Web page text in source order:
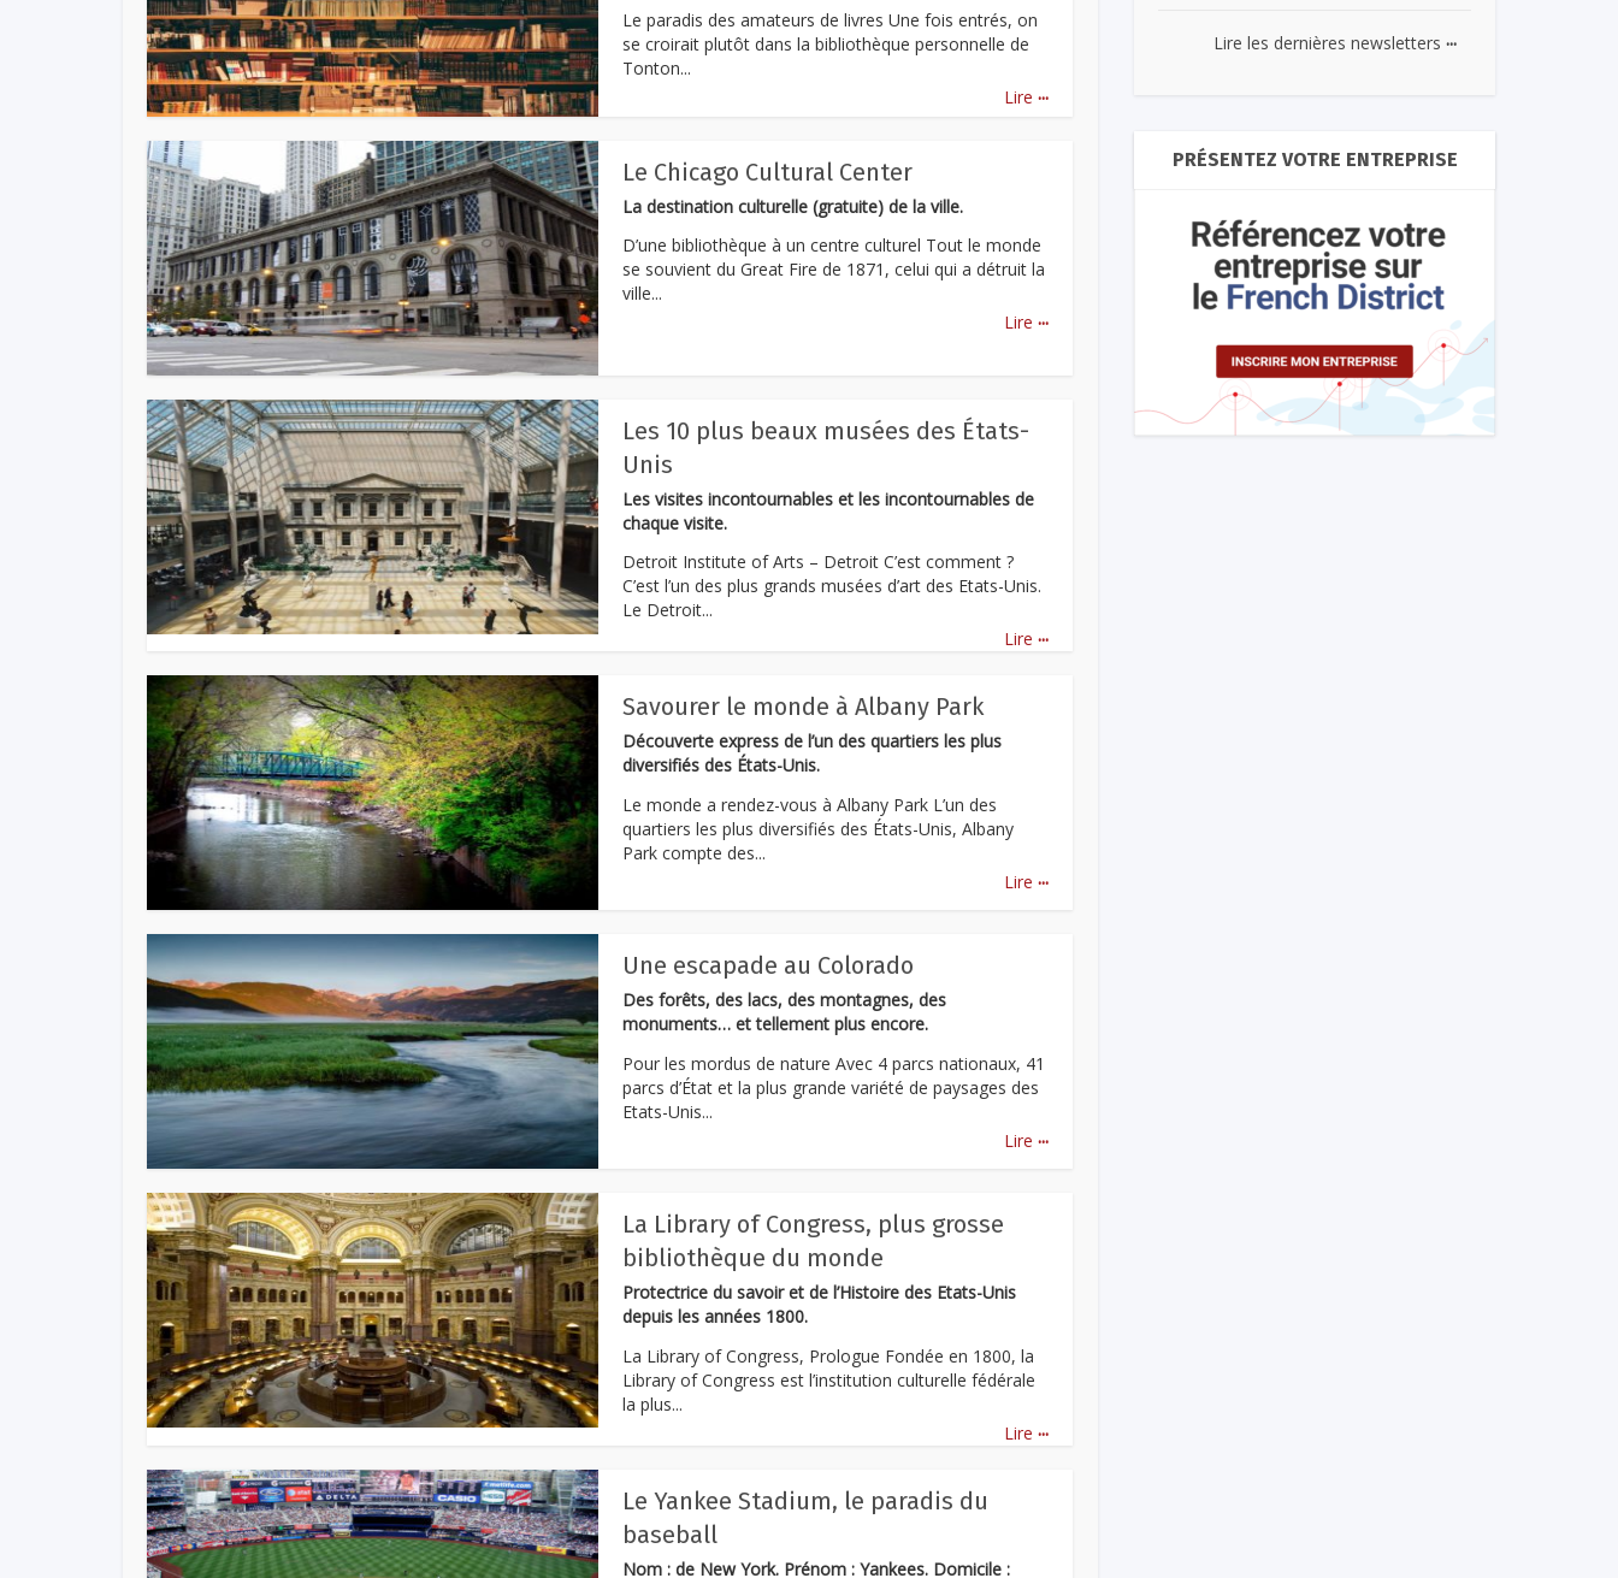
Le paradis des amateurs de livres Une fois entrés, on
se croirait plutôt dans la bibliothèque personnelle de
Tonton...
Lire ...
Le Chicago Cultural Center
La destination culturelle (gratuite) de la ville.
D’une bibliothèque à un centre culturel Tout le monde
se souvient du Great Fire de 1871, celui qui a détruit la
ville...
Lire ...
Les 10 plus beaux musées des États-
Unis
Les visites incontournables et les incontournables de
chaque visite.
Detroit Institute of Arts – Detroit C’est comment ?
C’est l’un des plus grands musées d’art des Etats-Unis.
Le Detroit...
Lire ...
Savourer le monde à Albany Park
Découverte express de l’un des quartiers les plus
diversifiés des États-Unis.
Le monde a rendez-vous à Albany Park L’un des
quartiers les plus diversifiés des États-Unis, Albany
Park compte des...
Lire ...
Une escapade au Colorado
Des forêts, des lacs, des montagnes, des
monuments… et tellement plus encore.
Pour les mordus de nature Avec 4 parcs nationaux, 41
parcs d’État et la plus grande variété de paysages des
Etats-Unis...
Lire ...
La Library of Congress, plus grosse
bibliothèque du monde
Protectrice du savoir et de l’Histoire des Etats-Unis
depuis les années 1800.
La Library of Congress, Prologue Fondée en 1800, la
Library of Congress est l’institution culturelle fédérale
la plus...
Lire ...
Le Yankee Stadium, le paradis du
baseball
Nom : de New York. Prénom : Yankees. Domicile :
Lire les dernières newsletters ...
PRÉSENTEZ VOTRE ENTREPRISE